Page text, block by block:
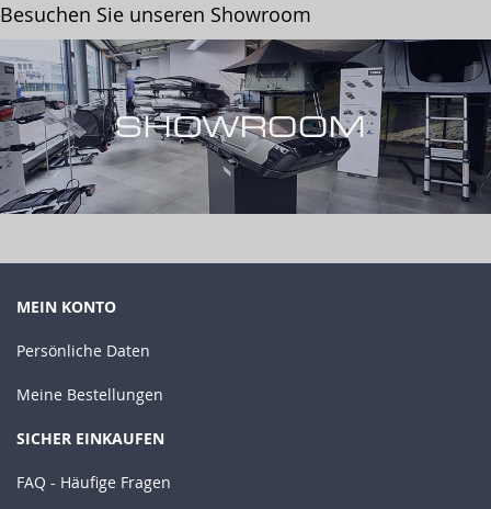
Besuchen Sie unseren Showroom
MEIN KONTO
Persönliche Daten
Meine Bestellungen
SICHER EINKAUFEN
FAQ - Häufige Fragen